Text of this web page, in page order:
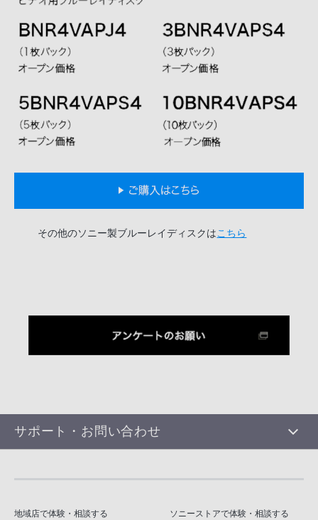
その他のソニー製ブルーレイディスクはこちら
サポート・お問い合わせ
地域店で体験・相談する ソニーストアで体験・相談する